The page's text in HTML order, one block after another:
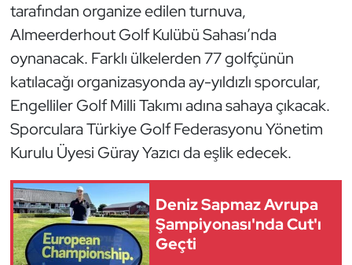
tarafından organize edilen turnuva,
Almeerderhout Golf Kulübü Sahası’nda
oynanacak. Farklı ülkelerden 77 golfçünün
katılacağı organizasyonda ay-yıldızlı sporcular,
Engelliler Golf Milli Takımı adına sahaya çıkacak.
Sporculara Türkiye Golf Federasyonu Yönetim
Kurulu Üyesi Güray Yazıcı da eşlik edecek.
Deniz Sapmaz Avrupa
Şampiyonası'nda Cut'ı
Geçti
Eskrim
Futbol
Futsal
Genel
Güreş
Halter